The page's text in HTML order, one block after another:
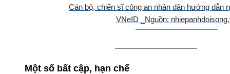
Cán bộ, chiến sĩ công an nhân dân hướng dẫn
VNeID _Nguồn:
Một số bất cập, hạn chế